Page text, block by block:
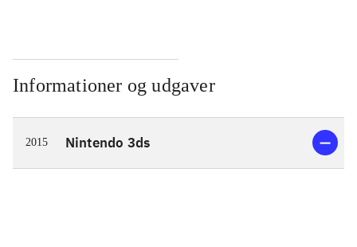
Informationer og udgaver
2015 Nintendo 3ds